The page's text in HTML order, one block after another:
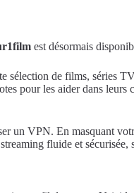
est désormais
de films, séries
pour les aider dans
un VPN. En masquant
fluide et